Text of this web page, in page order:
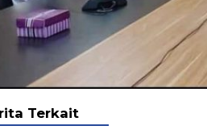
Terkait